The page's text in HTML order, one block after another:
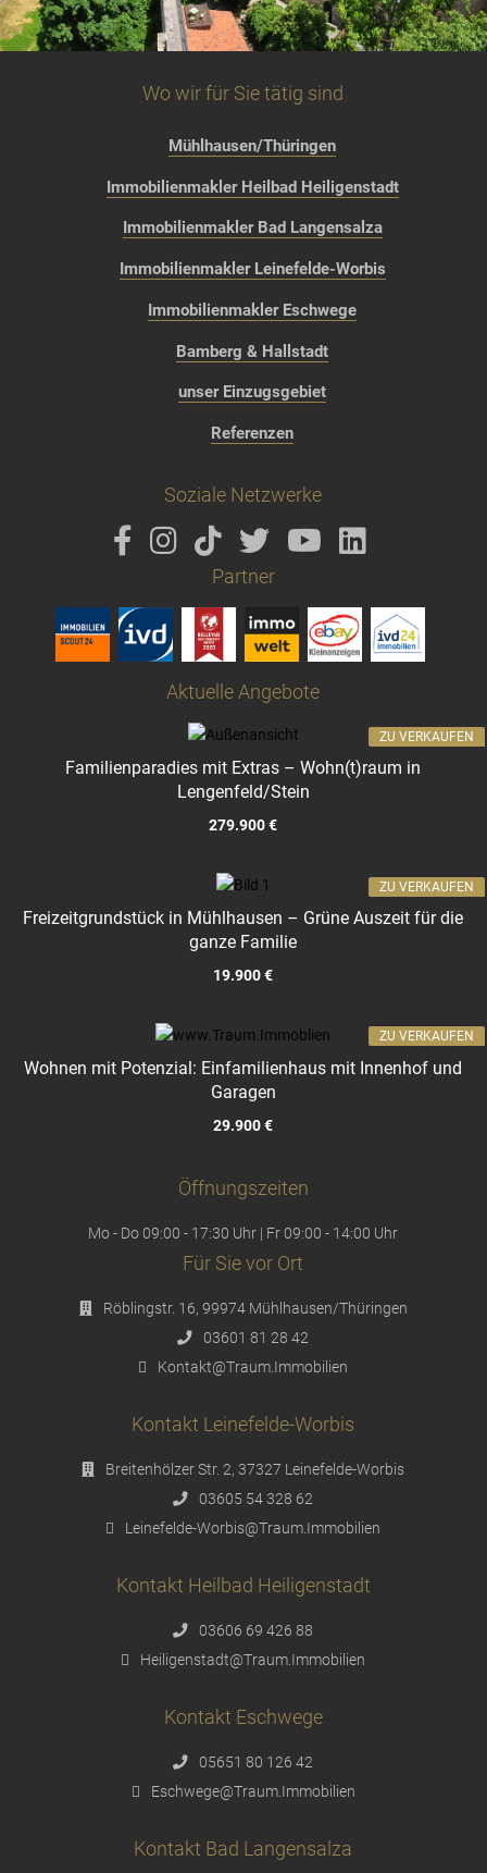
Wo wir für Sie tätig sind
Mühlhausen/Thüringen
Immobilienmakler Heilbad Heiligenstadt
Immobilienmakler Bad Langensalza
Immobilienmakler Leinefelde-Worbis
Immobilienmakler Eschwege
Bamberg & Hallstadt
unser Einzugsgebiet
Referenzen
Soziale Netzwerke
Partner
Aktuelle Angebote
Familienparadies mit Extras – Wohn(t)raum in
Lengenfeld/Stein
279.900 €
ZU VERKAUFEN
Freizeitgrundstück in Mühlhausen – Grüne Auszeit für die
ganze Familie
19.900 €
ZU VERKAUFEN
Wohnen mit Potenzial: Einfamilienhaus mit Innenhof und
Garagen
29.900 €
ZU VERKAUFEN
Öffnungszeiten
Mo - Do 09:00 - 17:30 Uhr | Fr 09:00 - 14:00 Uhr
Für Sie vor Ort
Röblingstr. 16, 99974 Mühlhausen/Thüringen
03601 81 28 42
Kontakt@Traum.Immobilien
Kontakt Leinefelde-Worbis
Breitenhölzer Str. 2, 37327 Leinefelde-Worbis
03605 54 328 62
Leinefelde-Worbis@Traum.Immobilien
Kontakt Heilbad Heiligenstadt
03606 69 426 88
Heiligenstadt@Traum.Immobilien
Kontakt Eschwege
05651 80 126 42
Eschwege@Traum.Immobilien
Kontakt Bad Langensalza